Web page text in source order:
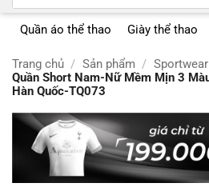
Quần áo thể thao Giày thể thao
Trang chủ / Sản phẩm /
Quần Short Nam-Nữ Mềm Mịn 3
Hàn Quốc-TQ073